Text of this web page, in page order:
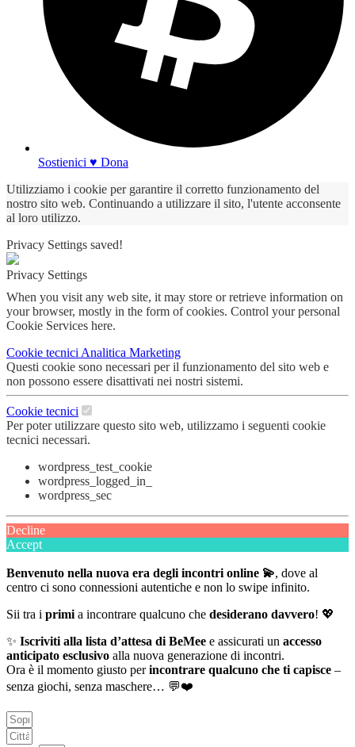
Sostienici ♥ Dona
Utilizziamo i cookie per garantire il corretto funzionamento del
nostro sito web. Continuando a utilizzare il sito, l'utente acconsente
al loro utilizzo.
Privacy Settings saved!
Privacy Settings
When you visit any web site, it may store or retrieve information on
your browser, mostly in the form of cookies. Control your personal
Cookie Services here.
Cookie tecnici Analitica Marketing
Questi cookie sono necessari per il funzionamento del sito web e
non possono essere disattivati nei nostri sistemi.
Cookie tecnici
Per poter utilizzare questo sito web, utilizzamo i seguenti cookie
tecnici necessari.
wordpress_test_cookie
wordpress_logged_in_
wordpress_sec
Decline
Accept
Benvenuto nella nuova era degli incontri online 💫, dove al
centro ci sono connessioni autentiche e non lo swipe infinito.
Sii tra i primi a incontrare qualcuno che desiderano davvero! 💖
✨ Iscriviti alla lista d’attesa di BeMee e assicurati un accesso
anticipato esclusivo alla nuova generazione di incontri.
Ora è il momento giusto perincontrare qualcuno che ti capisce –
senza giochi, senza maschere… 💬❤️